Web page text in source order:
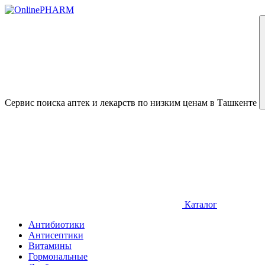
Сервис поиска аптек и лекарств по низким ценам в Ташкенте
Каталог
Антибиотики
Антисептики
Витамины
Гормональные